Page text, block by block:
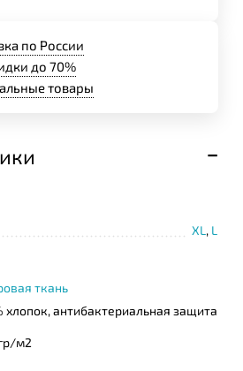
по России
до 70%
товары
XL , L
ткань
хлопок, антибактериальная защита
м2